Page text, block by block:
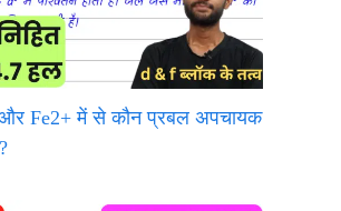
Fe2+ में से कौन प्रबल अपचायक